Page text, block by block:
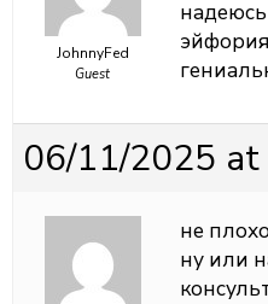
JohnnyFed
Guest
06/11/2025 at
не
ну или